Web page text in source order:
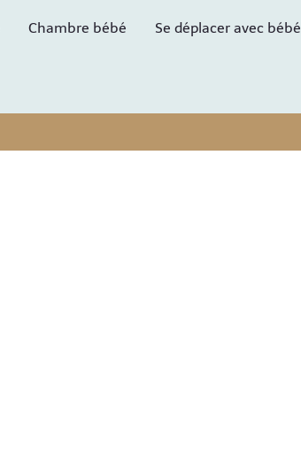
Chambre bébé Se déplacer avec bébé
r